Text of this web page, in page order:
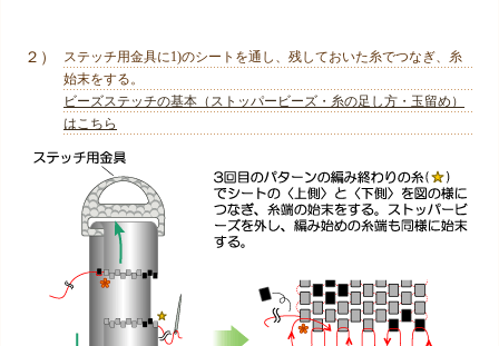
２）
ステッチ用金具に1)のシートを通し、残しておいた糸でつなぎ、糸
始末をする。
ビーズステッチの基本（ストッパービーズ・糸の足し方・玉留め）
はこちら